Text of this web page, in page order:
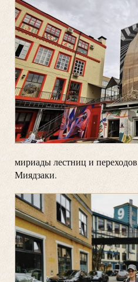
мириады лестниц и
Миядзаки.